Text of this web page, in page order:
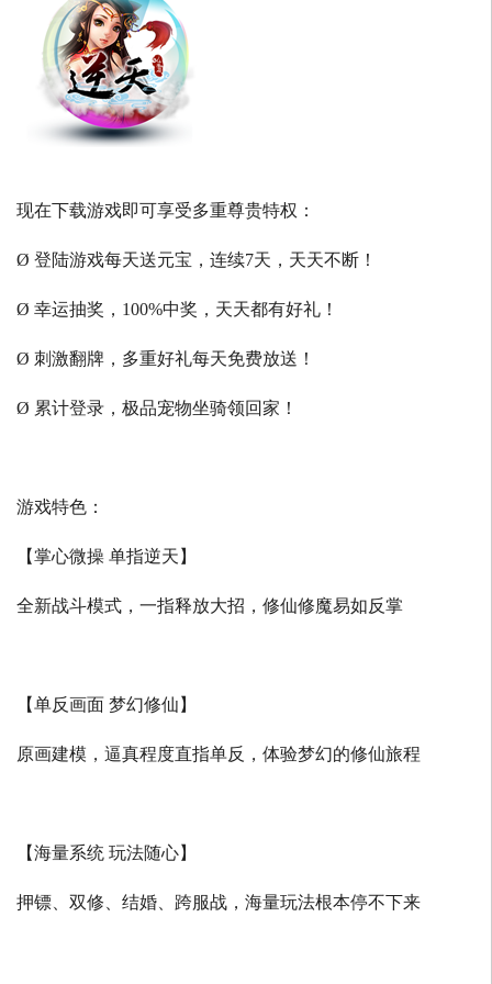
现在下载游戏即可享受多重尊贵特权：
Ø 登陆游戏每天送元宝，连续7天，天天不断！
Ø 幸运抽奖，100%中奖，天天都有好礼！
Ø 刺激翻牌，多重好礼每天免费放送！
Ø 累计登录，极品宠物坐骑领回家！
游戏特色：
【掌心微操 单指逆天】
全新战斗模式，一指释放大招，修仙修魔易如反掌
【单反画面 梦幻修仙】
原画建模，逼真程度直指单反，体验梦幻的修仙旅程
【海量系统 玩法随心】
押镖、双修、结婚、跨服战，海量玩法根本停不下来